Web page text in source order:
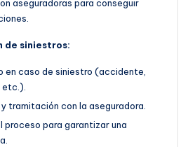
aseguradoras para conseguir
de siniestros:
en caso de siniestro (accidente,
etc.).
tramitación con la aseguradora.
proceso para garantizar una